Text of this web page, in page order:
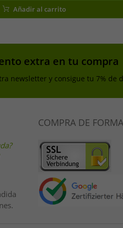
Añadir al carrito
extra en tu compra
newsletter y consigue tu 7% de
COMPRA DE